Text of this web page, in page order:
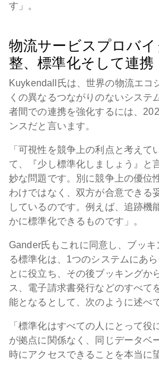
す」。
物流サービスプロバイ
整、標準化そして連携
Kuykendall氏は、世界の物流エコ
くの異なるつながりのないシステ
者間での連携を強化するには、
ンスだと言います。
「可視性を競争上の利点と考えて
て、『少し標準化しましょう』と
妙な問題です。別に競争上の優位
わけではなく、双方が合意できる
しているのです。例えば、追跡機
かに標準化できるものです」。
Gander氏もこれに同意し、ブッ
る標準化は、1つのシステムにあ
とに役立ち、その後ブッキングか
ス、電子請求書発行などのすべて
能となるとして、次のように述べ
「標準化はすべての人にとって役
が拠点に関係なく、同じデータベ
時にアクセスできることを本当に